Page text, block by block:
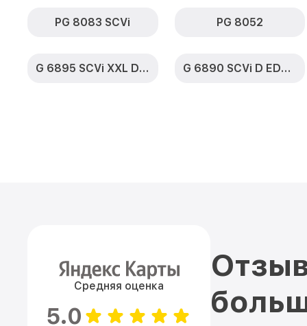
PG 8083 SCVi PG 8052
G 6895 SCVi XXL D ED230 2,0 k2o G 6890 SCVi D ED230 2,0 k2o
Средняя оценка
5.0